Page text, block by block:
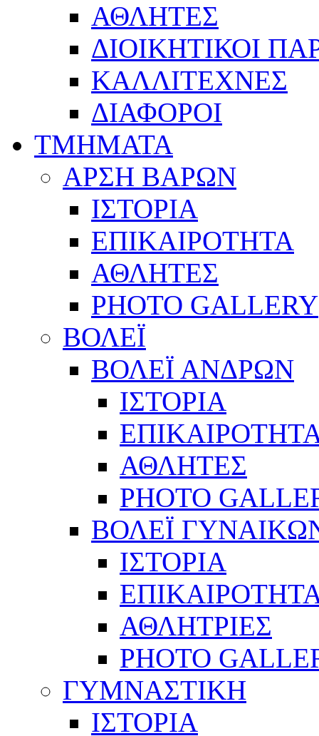
ΑΘΛΗΤΕΣ
ΔΙΟΙΚΗΤΙΚΟΙ
ΚΑΛΛΙΤΕΧΝΕΣ
ΔΙΑΦΟΡΟΙ
ΤΜΗΜΑΤΑ
ΑΡΣΗ ΒΑΡΩΝ
ΙΣΤΟΡΙΑ
ΕΠΙΚΑΙΡΟΤΗΤΑ
ΑΘΛΗΤΕΣ
PHOTO GALLERY
ΒΟΛΕΪ
ΒΟΛΕΪ ΑΝΔΡΩΝ
ΙΣΤΟΡΙΑ
ΑΘΛΗΤΕΣ
PHOTO
ΒΟΛΕΪ
ΙΣΤΟΡΙΑ
ΑΘΛΗΤΡΙΕΣ
PHOTO
ΓΥΜΝΑΣΤΙΚΗ
ΙΣΤΟΡΙΑ